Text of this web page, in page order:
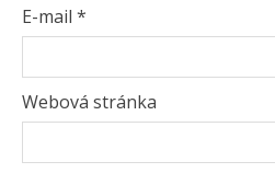
E-mail *
Webová stránka